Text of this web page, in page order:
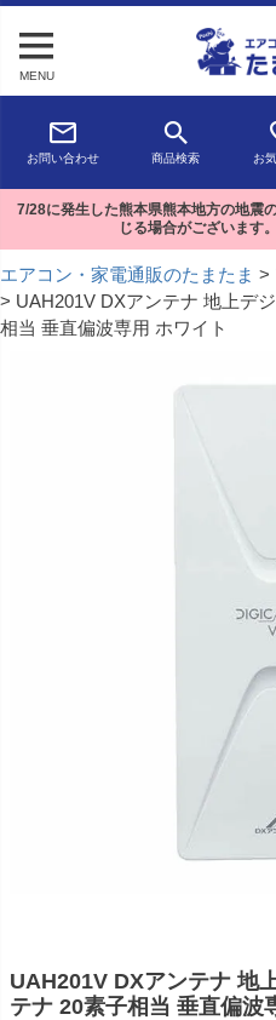
MENU
お問い合わせ 商品検索 お
7/28に発生した熊本県熊本地方の地震
じる場合がございます
エアコン・家電通販のたまたま
UAH201V DXアンテナ 地上デ
相当 垂直偏波専用 ホワイト
UAH201V DXアンテナ 地
テナ 20素子相当 垂直偏波